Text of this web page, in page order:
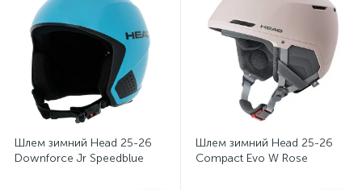
Шлем зимний Head 25-26
Downforce Jr Speedblue
Шлем зимний Head 25-26
Compact Evo W Rose